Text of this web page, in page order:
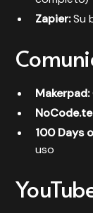
Zapier:Su
Makerpad:
100 Days
uso